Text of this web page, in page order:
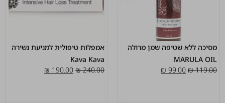
מסיכה ללא שטיפה שמן מרולה
MARULA OIL
119.00
₪
99.00
₪
אמפלות טיפולית למניעת נשירה
Kava Kava
240.00
₪
190.00
₪